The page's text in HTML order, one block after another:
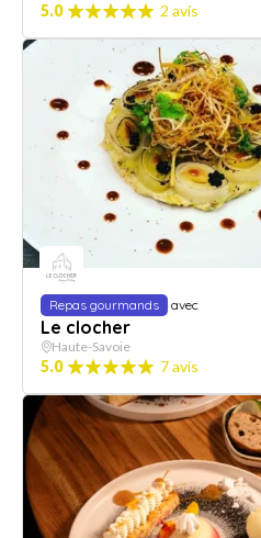
5.0 2 avis
Repas gourmands avec
Le clocher
Haute-Savoie
5.0 7 avis